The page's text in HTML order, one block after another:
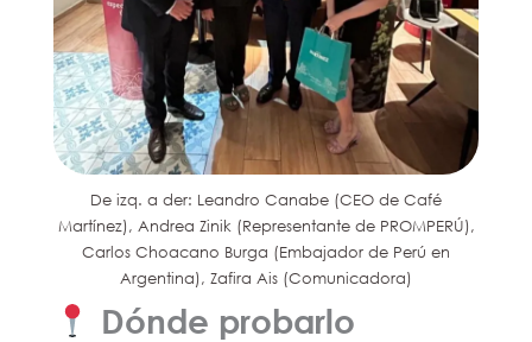
De izq. a der: Leandro Canabe (CEO de Café
Martínez), Andrea Zinik (Representante de PROMPERÚ),
Carlos Choacano Burga (Embajador de Perú en
Argentina), Zafira Ais (Comunicadora)
Dónde probarlo